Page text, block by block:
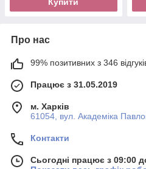
Про нас
99% позитивних з 346
Працює з 31.05.2019
м. Харків
61054, вул. Академіка
Контакти
Сьогодні працює з 09:00